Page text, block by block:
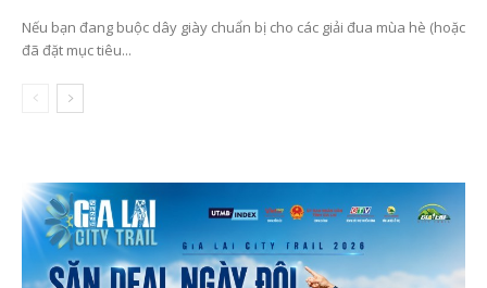
Nếu bạn đang buộc dây giày chuẩn bị cho các giải đua mùa hè (hoặc
đã đặt mục tiêu...